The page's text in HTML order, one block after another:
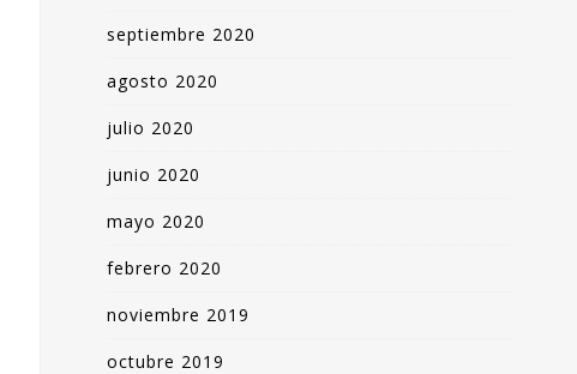
septiembre 2020
agosto 2020
julio 2020
junio 2020
mayo 2020
febrero 2020
noviembre 2019
octubre 2019